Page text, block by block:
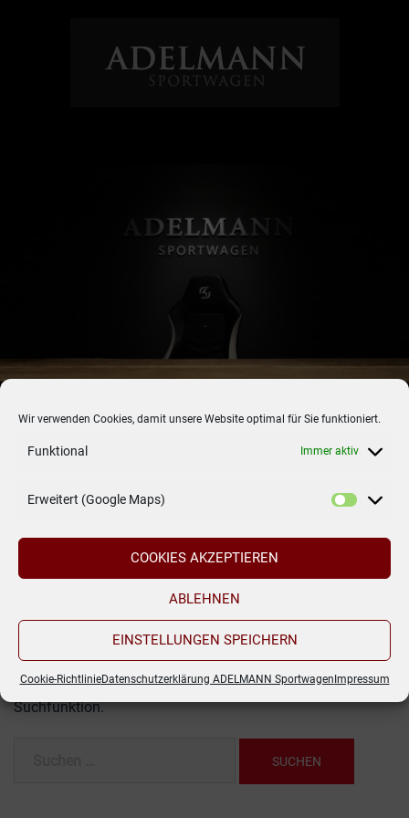
Wir verwenden Cookies, damit unsere Website optimal für Sie funktioniert.
Funktional Immer aktiv
Erweitert (Google Maps)
COOKIES AKZEPTIEREN
ABLEHNEN
EINSTELLUNGEN SPEICHERN
Cookie-RichtlinieDatenschutzerklärung ADELMANN SportwagenImpressum
Es konnte
nichts
gefunden
werden.
Es sieht so aus, als ob wir nicht das finden konnten,
wonach du gesucht hast. Möglicherweise hilft die
Suchfunktion.